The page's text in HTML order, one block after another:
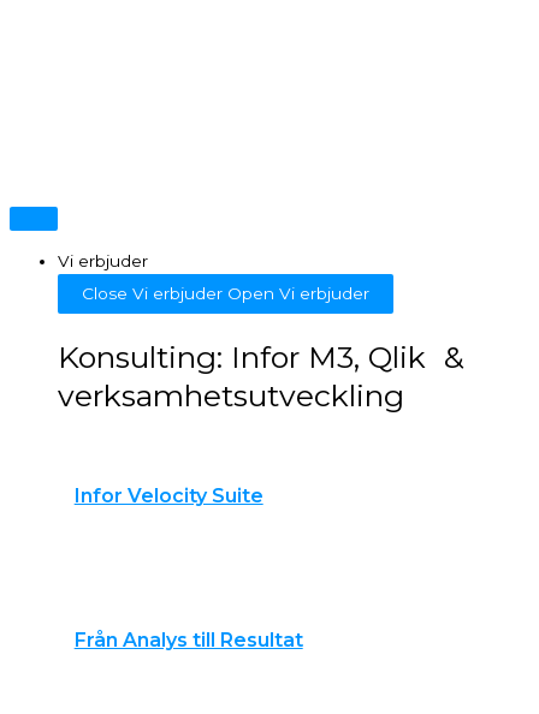
Vi erbjuder
Close Vi erbjuder Open Vi erbjuder
Konsulting: Infor M3, Qlik &
verksamhetsutveckling
Infor Velocity Suite
Från Analys till Resultat